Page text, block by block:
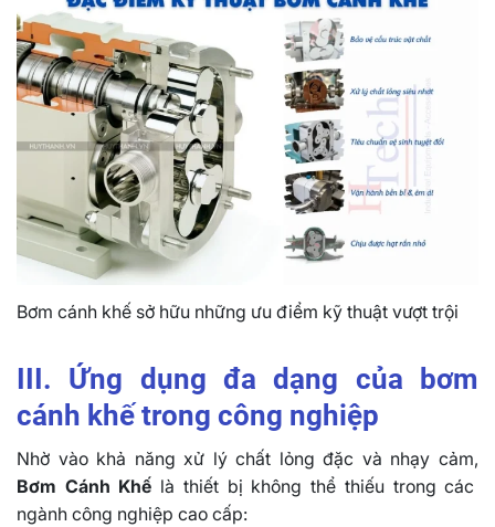
Bơm cánh khế sở hữu những ưu điểm kỹ thuật vượt trội
III. Ứng dụng đa dạng của bơm
cánh khế trong công nghiệp
Nhờ vào khả năng xử lý chất lỏng đặc và nhạy cảm,
Bơm Cánh Khế là thiết bị không thể thiếu trong các
ngành công nghiệp cao cấp: